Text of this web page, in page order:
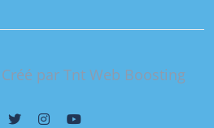
par Tnt Web Boosting